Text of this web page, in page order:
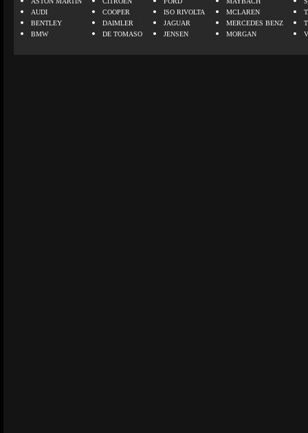
AUDI
BENTLEY
BMW
COOPER
DAIMLER
DE TOMASO
ISO RIVOLTA
JAGUAR
JENSEN
MCLAREN
MERCEDES BENZ
MORGAN